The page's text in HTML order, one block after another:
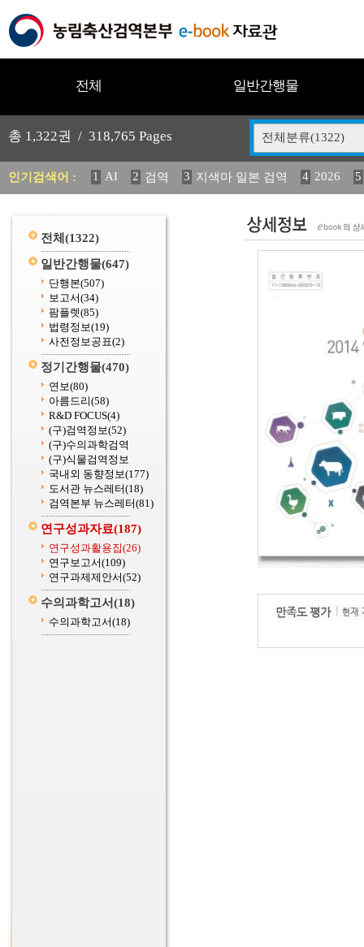
전체 일반간행물
총 1,322권 / 318,765 Pages 전체분류(1322)
인기검색어 : 1 AI 2 검역 3 지색마 일본 검역 4 2026
5
11 2025 12 중독성 식물 도감 13 媛 異 14
전체 (1322)
일반간행물(647)
단행본(507)
보고서(34)
팜플렛(85)
법령정보(19)
사전정보공표(2)
정기간행물(470)
연보(80)
아름드리(58)
R&D FOCUS(4)
(구)검역정보(52)
(구)수의과학검역
(구)식물검역정보
국내외 동향정보(177)
도서관 뉴스레터(18)
검역본부 뉴스레터(81)
연구성과자료(187)
연구성과활용집(26)
연구보고서(109)
연구과제제안서(52)
수의과학고서(18)
수의과학고서(18)